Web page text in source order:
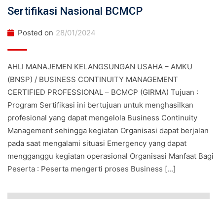
Sertifikasi Nasional BCMCP
Posted on 28/01/2024
AHLI MANAJEMEN KELANGSUNGAN USAHA – AMKU
(BNSP) / BUSINESS CONTINUITY MANAGEMENT
CERTIFIED PROFESSIONAL – BCMCP (GIRMA) Tujuan :
Program Sertifikasi ini bertujuan untuk menghasilkan
profesional yang dapat mengelola Business Continuity
Management sehingga kegiatan Organisasi dapat berjalan
pada saat mengalami situasi Emergency yang dapat
mengganggu kegiatan operasional Organisasi Manfaat Bagi
Peserta : Peserta mengerti proses Business [...]